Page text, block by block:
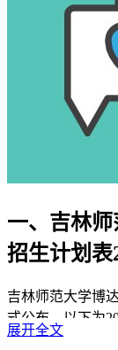
一、吉林
招生计划表
吉林师范大学博
式公布，以下为
专项计划等特殊
展开全文